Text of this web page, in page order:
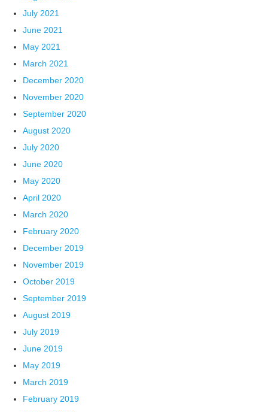
July 2021
June 2021
May 2021
March 2021
December 2020
November 2020
September 2020
August 2020
July 2020
June 2020
May 2020
April 2020
March 2020
February 2020
December 2019
November 2019
October 2019
September 2019
August 2019
July 2019
June 2019
May 2019
March 2019
February 2019